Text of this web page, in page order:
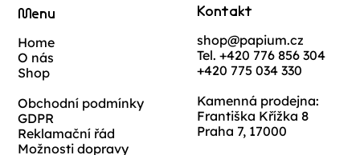
Kontakt
shop@papium.cz
Tel. +420 776 856 304
+420 775 034 330
Kamenná prodejna:
Františka Křížka 8
Praha 7, 17000
Menu
Home
O nás
Shop
Obchodní podmínky
GDPR
Reklamační řád
Možnosti dopravy